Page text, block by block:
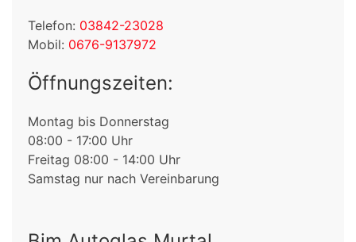
Telefon: 03842-23028
Mobil: 0676-9137972
Öffnungszeiten:
Montag bis Donnerstag
08:00 - 17:00 Uhr
Freitag 08:00 - 14:00 Uhr
Samstag nur nach Vereinbarung